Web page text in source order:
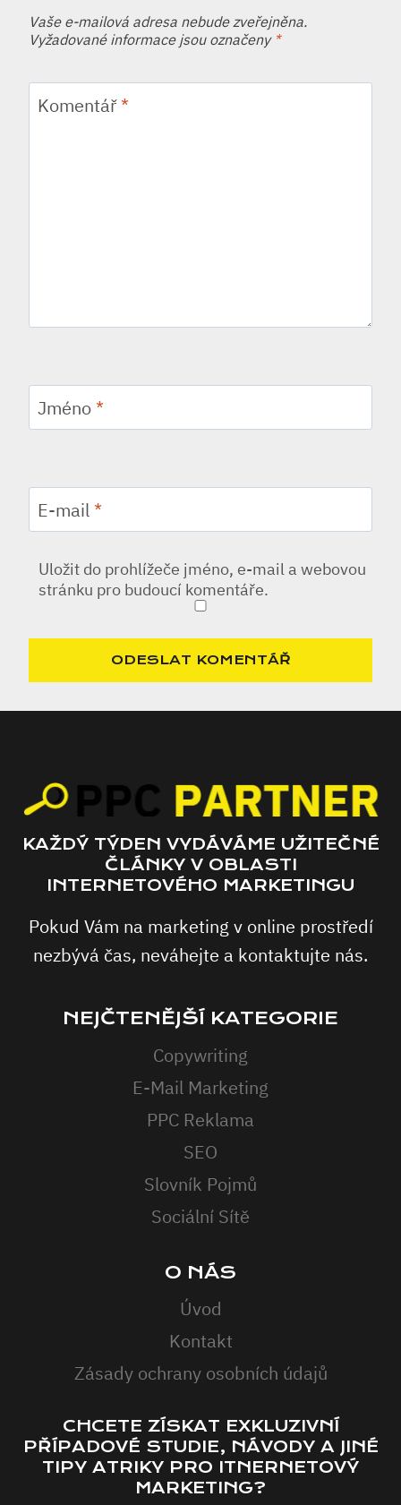
Vaše e-mailová adresa nebude zveřejněna.
Vyžadované informace jsou označeny *
Komentář*
Jméno *
E-mail *
Uložit do prohlížeče jméno, e-mail a webovou
stránku pro budoucí komentáře.
KAŽDÝ TÝDEN VYDÁVÁME UŽITEČNÉ
ČLÁNKY V OBLASTI
INTERNETOVÉHO MARKETINGU
Pokud Vám na marketing v online prostředí
nezbývá čas, neváhejte a kontaktujte nás.
NEJČTENĚJŠÍ KATEGORIE
Copywriting
E-Mail Marketing
PPC Reklama
SEO
Slovník Pojmů
Sociální Sítě
O NÁS
Úvod
Kontakt
Zásady ochrany osobních údajů
CHCETE ZÍSKAT EXKLUZIVNÍ
PŘÍPADOVÉ STUDIE, NÁVODY A JINÉ
TIPY ATRIKY PRO ITNERNETOVÝ
MARKETING?